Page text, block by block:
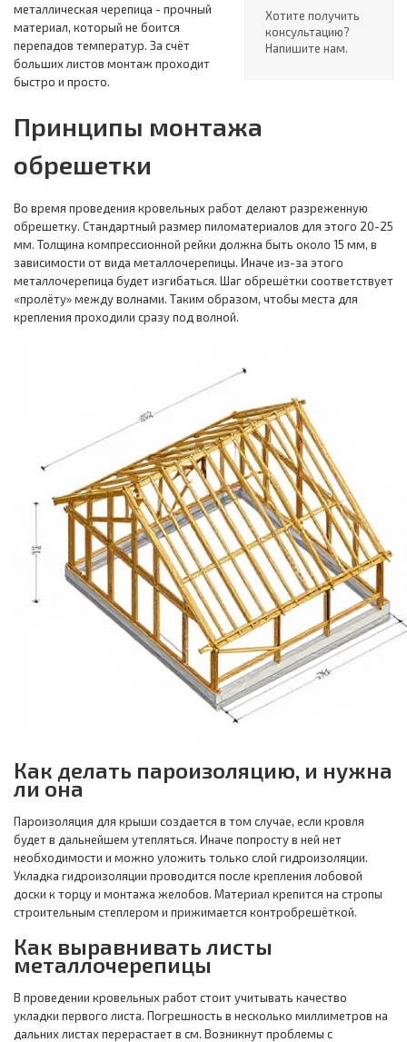
Хотите получить
консультацию?
Напишите нам.
металлическая черепица - прочный
материал, который не боится
перепадов температур. За счёт
больших листов монтаж проходит
быстро и просто.
Принципы монтажа
обрешетки
Во время проведения кровельных работ делают разреженную
обрешетку. Стандартный размер пиломатериалов для этого 20-25
мм. Толщина компрессионной рейки должна быть около 15 мм, в
зависимости от вида металлочерепицы. Иначе из-за этого
металлочерепица будет изгибаться. Шаг обрешётки соответствует
«пролёту» между волнами. Таким образом, чтобы места для
крепления проходили сразу под волной.
Как делать пароизоляцию, и нужна
ли она
Пароизоляция для крыши создается в том случае, если кровля
будет в дальнейшем утепляться. Иначе попросту в ней нет
необходимости и можно уложить только слой гидроизоляции.
Укладка гидроизоляции проводится после крепления лобовой
доски к торцу и монтажа желобов. Материал крепится на стропы
строительным степлером и прижимается контробрешёткой.
Как выравнивать листы
металлочерепицы
В проведении кровельных работ стоит учитывать качество
укладки первого листа. Погрешность в несколько миллиметров на
дальних листах перерастает в см. Возникнут проблемы с